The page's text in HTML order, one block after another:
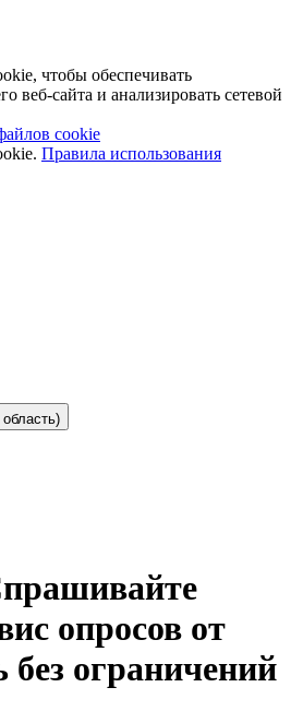
чтобы обеспечивать
веб-сайта и анализировать сетевой
cookie
Правила использования
опросов от
без ограничений